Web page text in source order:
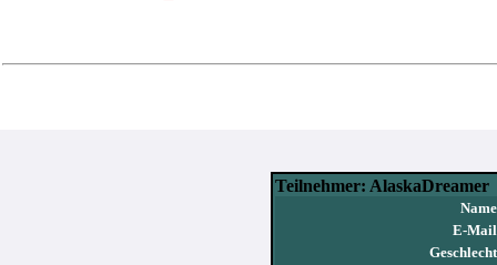
Teilnehmer: AlaskaDreamer
E-